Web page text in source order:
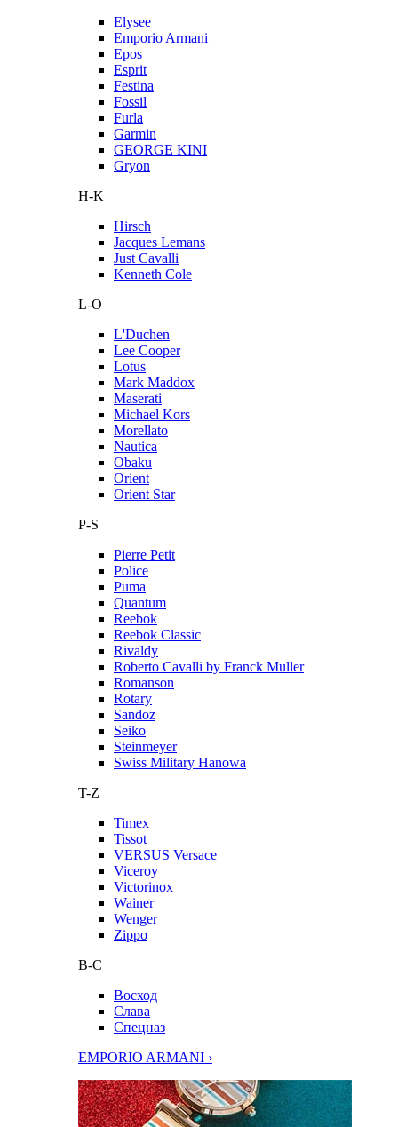
Elysee
Emporio Armani
Epos
Esprit
Festina
Fossil
Furla
Garmin
GEORGE KINI
Gryon
H-K
Hirsch
Jacques Lemans
Just Cavalli
Kenneth Cole
L-O
L'Duchen
Lee Cooper
Lotus
Mark Maddox
Maserati
Michael Kors
Morellato
Nautica
Obaku
Orient
Orient Star
P-S
Pierre Petit
Police
Puma
Quantum
Reebok
Reebok Classic
Rivaldy
Roberto Cavalli by Franck Muller
Romanson
Rotary
Sandoz
Seiko
Steinmeyer
Swiss Military Hanowa
T-Z
Timex
Tissot
VERSUS Versace
Viceroy
Victorinox
Wainer
Wenger
Zippo
В-С
Восход
Слава
Спецназ
EMPORIO ARMANI ›